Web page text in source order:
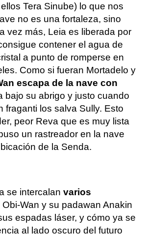
Tera Sinube) lo que nos
no es una fortaleza, sino
vez más, Leia es liberada por
contener el agua de
a punto de romperse en
Como si fueran Mortadelo y
escapa de la nave con
bajo su abrigo y justo cuando
fraganti los salva Sully. Esto
peor Reva que es muy lista
un rastreador en la nave
de la Senda.
se intercalan varios
Obi-Wan y su padawan Anakin
espadas láser, y cómo ya se
al lado oscuro del futuro